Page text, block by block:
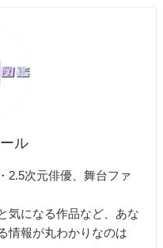
ル
2.5次元俳優、舞台ファ
気になる作品など、あな
情報が丸わかりなのは